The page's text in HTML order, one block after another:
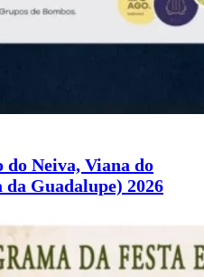
do Neiva, Viana do
da Guadalupe) 2026